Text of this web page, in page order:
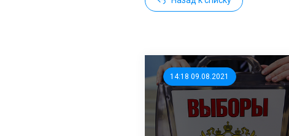
14:18 09.08.2021